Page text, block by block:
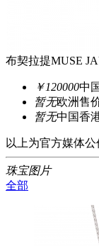
布契拉提MUSE
￥120000中
暂无欧洲售
暂无中国香
以上为官方媒体
珠宝图片
全部